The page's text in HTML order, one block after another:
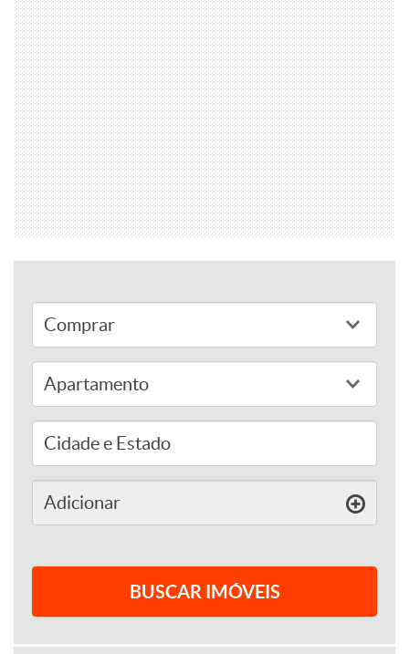
adicionar